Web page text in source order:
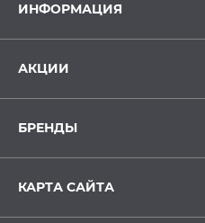
ИНФОРМАЦИЯ
АКЦИИ
БРЕНДЫ
КАРТА САЙТА